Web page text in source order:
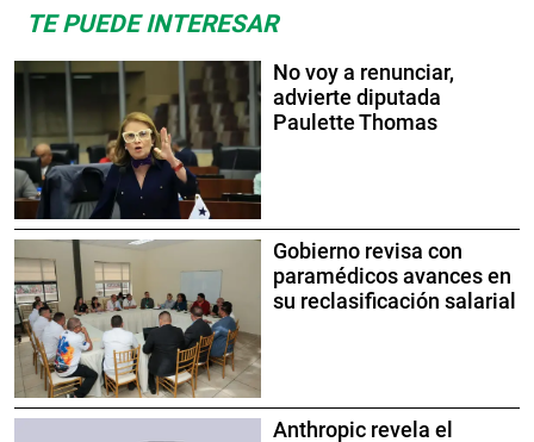
TE PUEDE INTERESAR
No voy a renunciar,
advierte diputada
Paulette Thomas
Gobierno revisa con
paramédicos avances en
su reclasificación salarial
Anthropic revela el